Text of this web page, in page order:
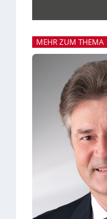
MEHR ZUM THEMA